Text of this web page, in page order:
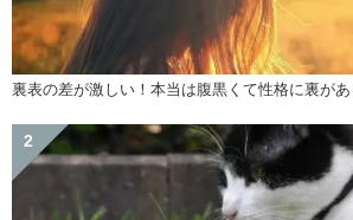
裏表の差が激しい！本当は腹黒くて性格に裏が